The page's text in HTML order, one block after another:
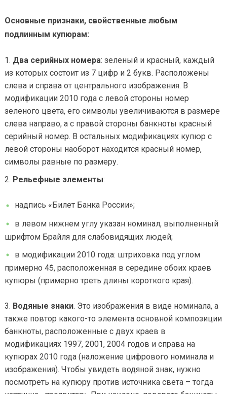
Основные признаки, свойственные любым
подлинным купюрам:
Два серийных номера: зеленый и красный, каждый
из которых состоит из 7 цифр и 2 букв. Расположены
слева и справа от центрального изображения. В
модификации 2010 года с левой стороны номер
зеленого цвета, его символы увеличиваются в размере
слева направо, а с правой стороны банкноты красный
серийный номер. В остальных модификациях купюр с
левой стороны наоборот находится красный номер,
символы равные по размеру.
Рельефные элементы:
надпись «Билет Банка России»;
в левом нижнем углу указан номинал, выполненный
шрифтом Брайля для слабовидящих людей;
в модификации 2010 года: штриховка под углом
примерно 45̊, расположенная в середине обоих краев
купюры (примерно треть длины короткого края).
Водяные знаки. Это изображения в виде номинала, а
также повтор какого-то элемента основной композиции
банкноты, расположенные с двух краев в
модификациях 1997, 2001, 2004 годов и справа на
купюрах 2010 года (наложение цифрового номинала и
изображения). Чтобы увидеть водяной знак, нужно
посмотреть на купюру против источника света – тогда